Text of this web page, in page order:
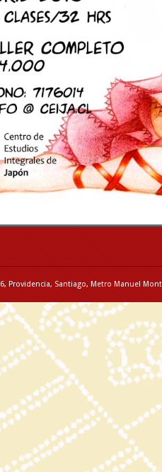
Providencia, Santiago, Metro Manuel